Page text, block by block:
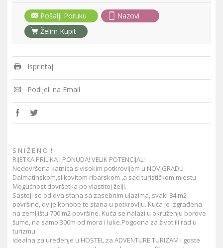
Pošalji Poruku
Nazovi
Želim Kupit
Isprintaj
Podijeli na Email
S N I Ž E N O !!!
RIJETKA PRILIKA I PONUDA! VELIK POTENCIJAL!
Nedovršena katnica s visokim potkrovljem u NOVIGRADU-
Dalmatinskom,slikovitom ribarskom ,a sad turističkom mjestu
Mogućnost dovršetka po vlastitoj želji.
Sastoji se od dva stana sa zasebnim ulazima, svaki 84 m2
površine, dvije konobe te stana u potkrovlju. Kuća je izgrađena
na zemljištu 700 m2 površine. Kuća se nalazi u okruženju borove
šume, na samo 300m od mora i luke.Pogodna za život ili rad u
turizmu.
Idealna za uređenje u HOSTEL za ADVENTURE TURIZAM i goste